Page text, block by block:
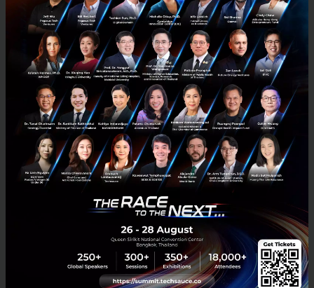
E-mail :contact@techsauce.co
Tel : 02-001-5375
Mobile : 06-4658-9500
Techsauce Media
About Techsauce
Techsauce Services
Privacy Policy
ส่งบทความ